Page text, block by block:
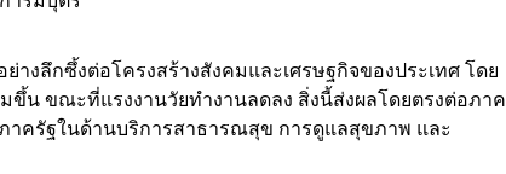
างลึกซึ้งต่อโครงสร้างสังคมและเศรษฐกิจของประเทศ โดย
ขึ้น ขณะที่แรงงานวัยทำงานลดลง สิ่งนี้ส่งผลโดยตรงต่อภาค
าครัฐในด้านบริการสาธารณสุข การดูแลสุขภาพ และ